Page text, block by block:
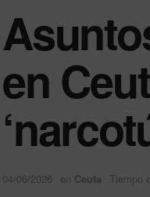
en
04/06/2026 en Ceuta Tiempo